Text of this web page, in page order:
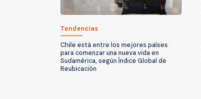
Tendencias
Chile está entre los mejores países
para comenzar una nueva vida en
Sudamérica, según Índice Global de
Reubicación